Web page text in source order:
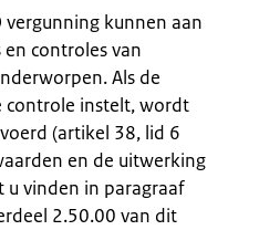
vergunning kunnen aan
controles van
Als de
controle instelt, wordt
(artikel 38, lid 6
en de uitwerking
u vinden in paragraaf
2.50.00 van dit